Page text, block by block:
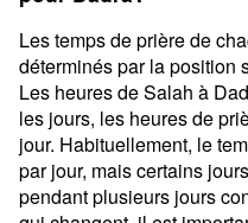
Les temps de prière de
déterminés par la position
Les heures de Salah à
les jours, les heures de
jour. Habituellement, le
par jour, mais certains
pendant plusieurs jours